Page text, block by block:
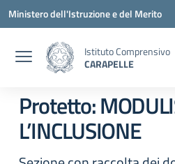
Vai ai contenuti
Vai al menu di navigazione
Vai al footer
Ministero dell'Istruzione e del Merito
Istituto Comprensivo
CARAPELLE
Protetto:
L’INCLUSIONE